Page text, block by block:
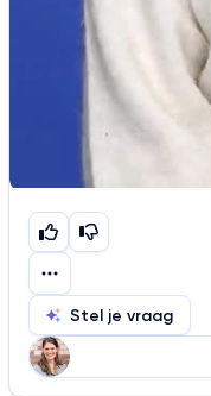
Stel je vraag